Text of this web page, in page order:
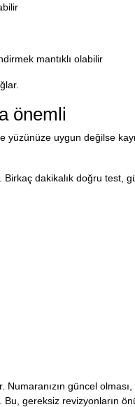
mantıklı olabilir
önemli
uygun değilse
dakikalık doğru test,
güncel
gereksiz revizyonların